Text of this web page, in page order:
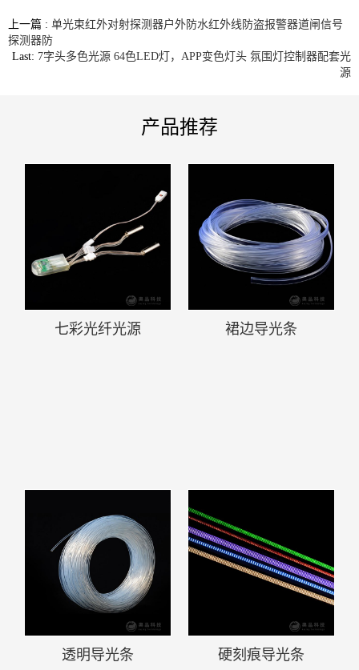
上一篇 : 单光束红外对射探测器户外防水红外线防盗报警器道闸信号
探测器防
Last: 7字头多色光源 64色LED灯，APP变色灯头 氛围灯控制器配套光
源
产品推荐
七彩光纤光源 裙边导光条
透明导光条 硬刻痕导光条